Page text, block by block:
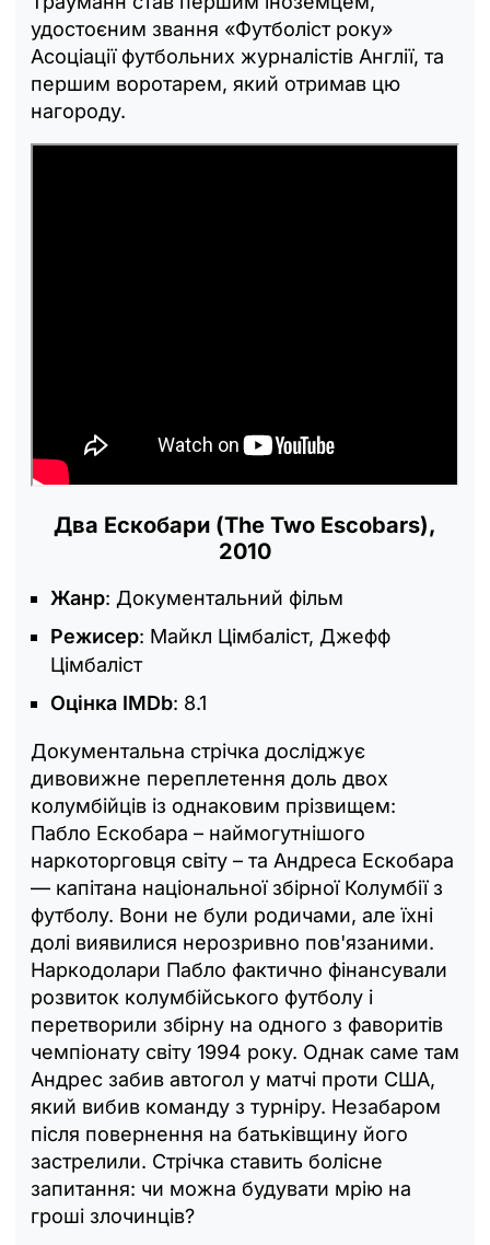
удостоєним звання «Футболіст року»
Асоціації футбольних журналістів Англії, та
першим воротарем, який отримав цю
нагороду.
Два Ескобари (The Two Escobars),
2010
Жанр: Документальний фільм
Режисер: Майкл Цімбаліст, Джефф
Цімбаліст
Оцінка IMDb: 8.1
Документальна стрічка досліджує
дивовижне переплетення доль двох
колумбійців із однаковим прізвищем:
Пабло Ескобара – наймогутнішого
наркоторговця світу – та Андреса Ескобара
— капітана національної збірної Колумбії з
футболу. Вони не були родичами, але їхні
долі виявилися нерозривно пов'язаними.
Наркодолари Пабло фактично фінансували
розвиток колумбійського футболу і
перетворили збірну на одного з фаворитів
чемпіонату світу 1994 року. Однак саме там
Андрес забив автогол у матчі проти США,
який вибив команду з турніру. Незабаром
після повернення на батьківщину його
застрелили. Стрічка ставить болісне
запитання: чи можна будувати мрію на
гроші злочинців?